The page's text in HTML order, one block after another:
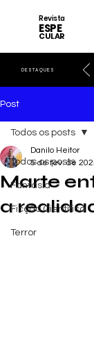
Revista
ESPE
CULAR
DESTAQUES
Post
Todos os posts
Fantasia
Ficção Científica
Terror
Todos os posts
Marte
a
Danilo Heitor
5 de fev. de